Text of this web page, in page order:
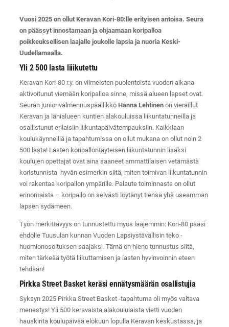
Vuosi 2025 on ollut Keravan Kori-80:lle erityisen antoisa. Seura
on päässyt innostamaan ja ohjaamaan koripalloa
poikkeuksellisen laajalle joukolle lapsia ja nuoria Keski-
Uudellamaalla.
Yli 2 500 lasta liiikutettu
Keravan Kori-80 r.y. on viimeisten puolentoista vuoden aikana
aktivoitunut viemään koripalloa sinne, missä alueen lapset ovat.
Seuran juniorivalmennuspäällikkö Hanna Lehtinenon vieraillut
Keravan ja lähialueen kuntien alakouluissa liikuntatunneilla ja
osallistunut erilaisiin liikuntapäivätempauksiin. Kaikkiaan
koulukäynneillä ja tapahtumissa on ollut mukana on ollut noin 2
500 lasta! Lasten koripallontäyteisen liikuntatunnin lisäksi
koulujen opettajat ovat aina saaneet ammattilaisen vetämästä
koristunnista hyvän esimerkin siitä, miten toimivan liikuntatunnin
voi rakentaa koripallon ympärille. Palaute toiminnasta on ollut
erinomaista – koripallo on selvästi löytänyt tiensä yhä useamman
lapsen sydämeen.
Työn merkittävyys on tunnustettu myös laajemmin: Kori-80 pääsi
ehdolle Tuusulan kunnan Vuoden Lapsiystävällisin teko -
huomionosoituksen saajaksi. Tämä on hieno tunnustus siitä,
miten tärkeää työtä liikuttamisen ja lasten hyvinvoinnin eteen
tehdään!
Pirkka Street Basket keräsi ennätysmäärän osallistujia
Syksyn 2025 Pirkka Street Basket -tapahtuma oli myös valtava
menestys! Yli 500 keravaista alakoululaista vietti vuoden
hauskinta koulupäivää elokuun lopulla Keravan keskustassa, ja